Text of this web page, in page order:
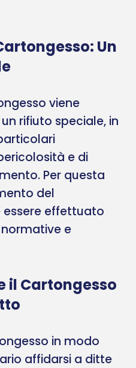
Un
viene
rifiuto speciale, in
e di
Per questa
del
effettuato
e
il Cartongesso
in modo
affidarsi a ditte